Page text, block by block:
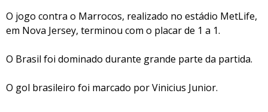
O jogo contra o Marrocos, realizado no estádio MetLife,
em Nova Jersey, terminou com o placar de 1 a 1.
O Brasil foi dominado durante grande parte da partida.
O gol brasileiro foi marcado por Vinicius Junior.